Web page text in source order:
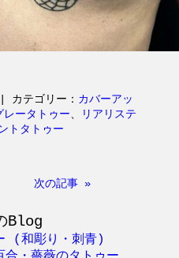
テゴリー： カバーアッ
レータトゥー、
リアリステ
トタトゥー
次の記事 »
Blog
(和彫り・刺青)